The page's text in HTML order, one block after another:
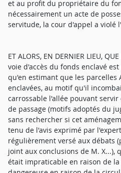
et au profit du propriétaire du
nécessairement un acte de
servitude, la cour d'appel a violé
ET ALORS, EN DERNIER LIEU,
voie d'accès du fonds enclavé
qu'en estimant que les parcelles
enclavées, au motif qu'il
carrossable l'allée pouvant
de passage (motifs adoptés du
sans rechercher si cet
tenu de l'avis exprimé par
régulièrement versé aux débats
joint aux conclusions de M. X...),
était impraticable en raison de